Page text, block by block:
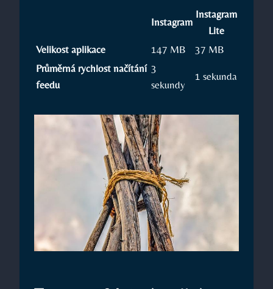
Instagram
Instagram
Lite
Velikost aplikace
147 MB
37 MB
Průměrná rychlost načítání
feedu
3
sekundy
1 sekunda